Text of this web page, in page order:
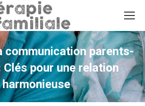
communication parents-
pour une relation
harmonieuse
Vous êtes ici :